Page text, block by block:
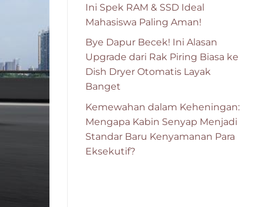
Ini Spek RAM & SSD Ideal
Mahasiswa Paling Aman!
Bye Dapur Becek! Ini Alasan
Upgrade dari Rak Piring Biasa ke
Dish Dryer Otomatis Layak
Banget
Kemewahan dalam Keheningan:
Mengapa Kabin Senyap Menjadi
Standar Baru Kenyamanan Para
Eksekutif?